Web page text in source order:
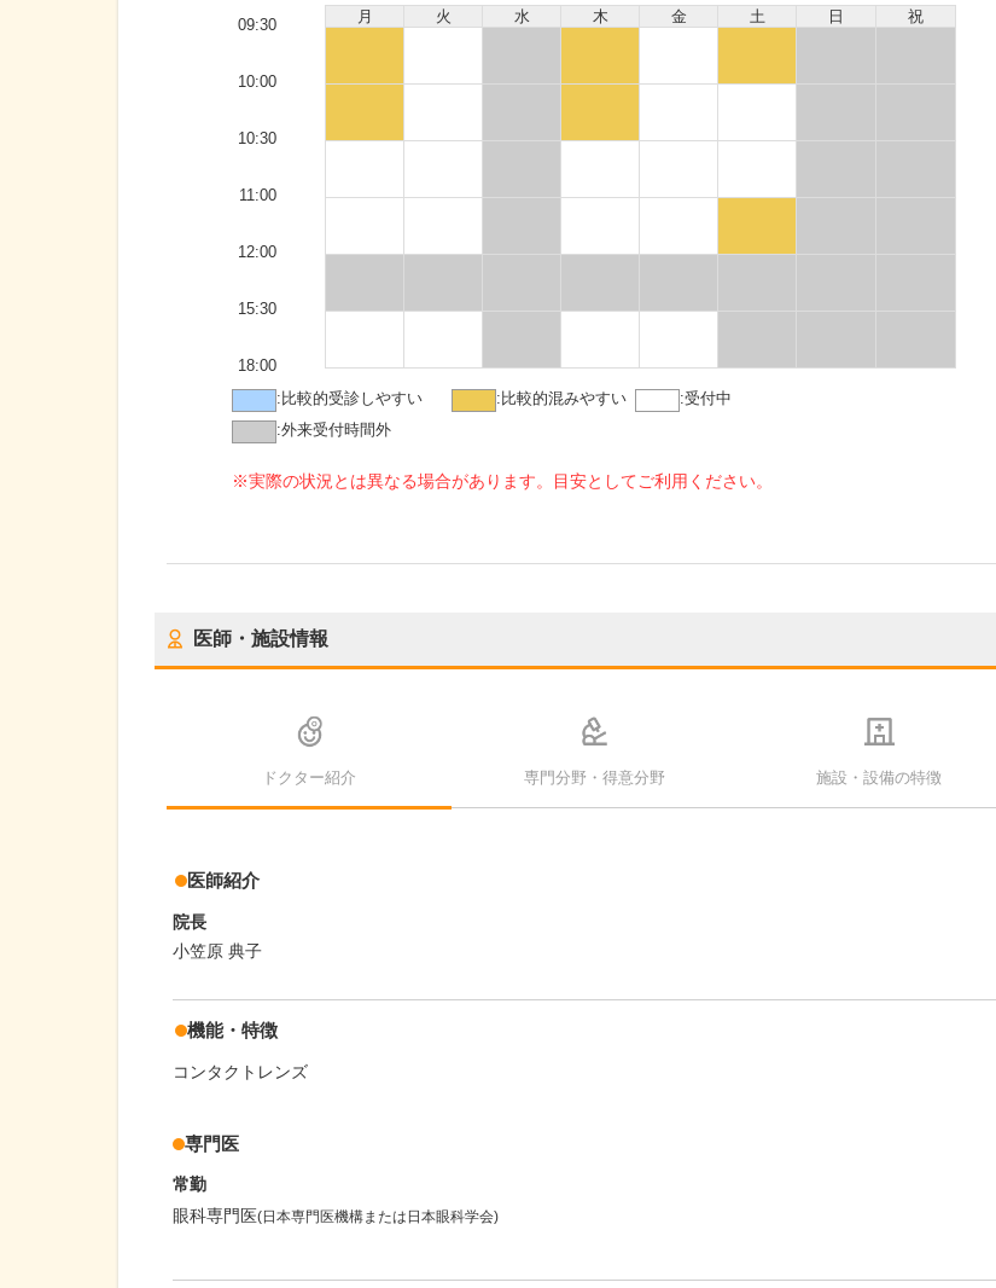
月 火 水 木 金 土 日 祝
09:30
10:00
10:30
11:00
12:00
15:30
18:00
: 比較的受診しやすい : 比較的混みやすい :受付中
:外来受付時間外
※実際の状況とは異なる場合があります。目安としてご利用ください。
医師・施設情報
ドクター紹介 専門分野・得意分野 施設・設備の特徴
医師紹介
院長
小笠原 典子
機能・特徴
コンタクトレンズ
専門医
常勤
眼科専門医(日本専門医機構または日本眼科学会)